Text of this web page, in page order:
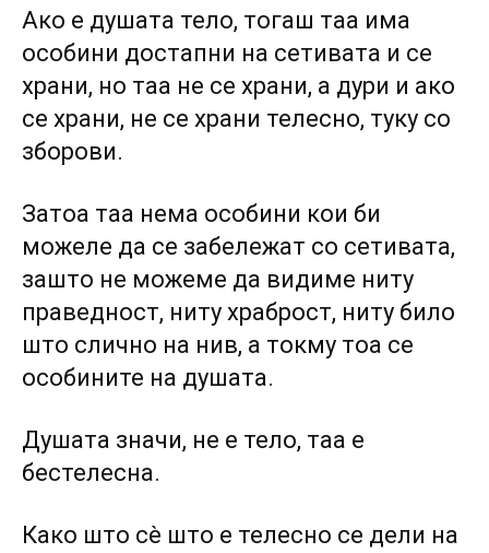
Ако е душата тело, тогаш таа има
особини достапни на сетивата и се
храни, но таа не се храни, а дури и ако
се храни, не се храни телесно, туку со
зборови.
Затоа таа нема особини кои би
можеле да се забележат со сетивата,
зашто не можеме да видиме ниту
праведност, ниту храброст, ниту било
што слично на нив, а токму тоа се
особините на душата.
Душата значи, не е тело, таа е
бестелесна.
Како што сè што е телесно се дели на